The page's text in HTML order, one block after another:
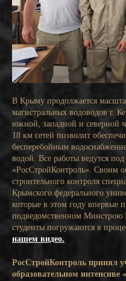
В Крыму продолжается
магистральных водоводов г.
южной, западной и северной
18 км сетей позволит
бесперебойным
водой. Все работы ведутся
«РосСтройКонтроль». Своим
строительного контроля
Крымского федерального
которые в этом году впервые
подведомственном
студенты погружаются в
нашем видео.
РосСтройКонтроль принял
образовательном интенсиве